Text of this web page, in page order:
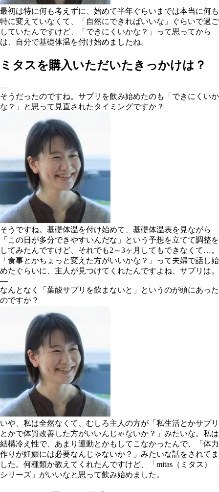
最初は特に何も考えずに、始めて半年ぐらいまでは本当に何も
特に変えていなくて、「自然にできればいいな」ぐらいで過ご
していたんですけど、「できにくいかな？」って思ってから
は、自分で基礎体温を付け始めましたね。
ミタスを購入いただいたきっかけは？
―
そうだったのですね。サプリを飲み始めたのも「できにくいか
な？」と思って見直されたタイミングですか？
そうですね。基礎体温を付け始めて、基礎体温表を見ながら
「この日が多分できやすいんだな」という予想を立てて調整を
してみたんですけど、それでも2～3ヶ月してもできなくて…。
「食事とかちょっと変えた方がいいかな？」って夫婦で話し始
めたぐらいに、主人が見つけてくれたんですよね、サプリは。
―
なんとなく「葉酸サプリを飲まないと」というのが頭にあった
のですか？
いや、私は全然なくて、むしろ主人の方が「私生活とかサプリ
とかで体質改善した方がいいんじゃないか？」みたいな。私は
結構冷え性で、あまり運動とかもしてこなかったんで、「体力
作りが妊娠には必要なんじゃないか？」みたいな話をされてま
した。何種類か教えてくれたんですけど、「mitas（ミタス）
シリーズ」がいいなと思って飲み始めました。